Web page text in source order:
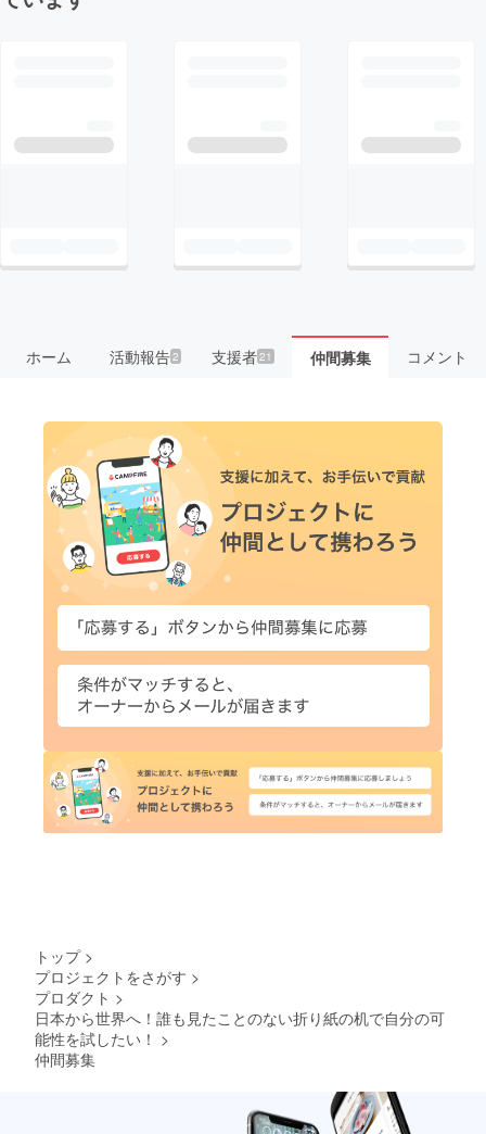
ホーム 活動報告2 支援者21 仲間募集 コメント
トップ >
プロジェクトをさがす >
プロダクト >
日本から世界へ！誰も見たことのない折り紙の机で自分の可
能性を試したい！ >
仲間募集